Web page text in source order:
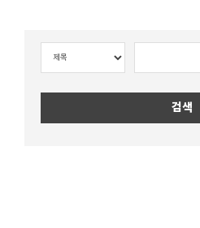
주원,이규훈,이성형,이영섭, 임영미,서형배 이사 등 8명을 선
검색